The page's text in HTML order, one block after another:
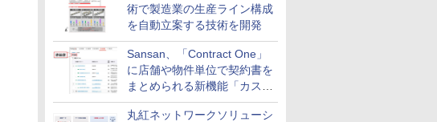
術で製造業の生産ライン構成
を自動立案する技術を開発
Sansan、「Contract One」
に店舗や物件単位で契約書を
まとめられる新機能「カスタ
ム契約ツリー」を追加
丸紅ネットワークソリューシ